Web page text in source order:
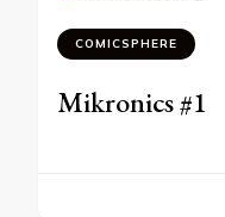
COMICSPHERE
Mikronics #1